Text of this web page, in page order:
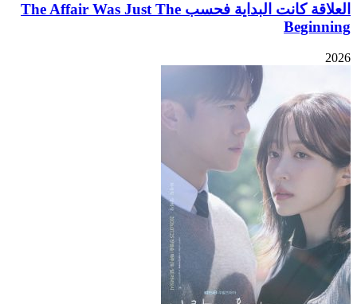
العلاقة كانت البداية فحسب The Affair Was Just The
Beginning
2026